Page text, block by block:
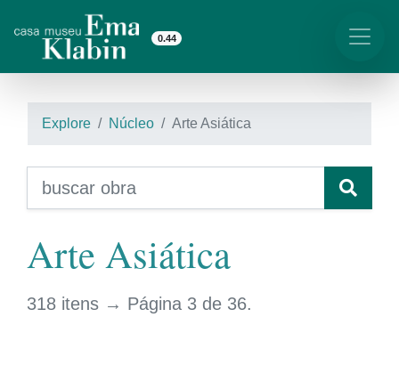
0.44
Explore Núcleo Arte Asiática
Arte Asiática
318 itens → Página 3 de 36.